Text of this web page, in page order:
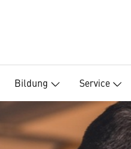
Bildung Service